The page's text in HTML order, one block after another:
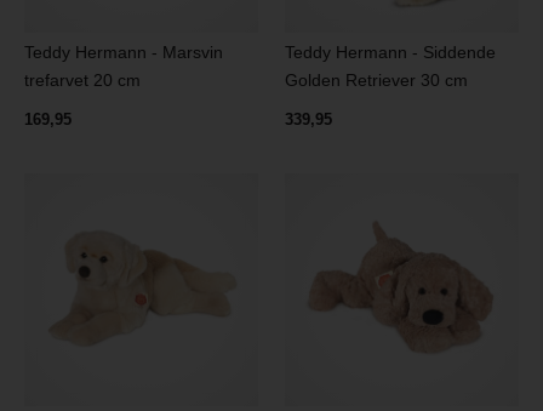
Teddy Hermann - Marsvin
trefarvet 20 cm
169,95
Teddy Hermann - Siddende
Golden Retriever 30 cm
339,95